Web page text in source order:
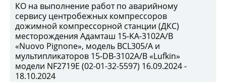
КО на выполнение работ по аварийному
сервису центробежных компрессоров
дожимной компрессорной станции (ДКС)
месторождения Адамташ 15-KA-3102А/В
«Nuovo Pignone», модель BCL305/A и
мультипликаторов 15-DB-3102A/B «Lufkin»
модели NF2719Е (02-01-32-5597) 16.09.2024 -
18.10.2024